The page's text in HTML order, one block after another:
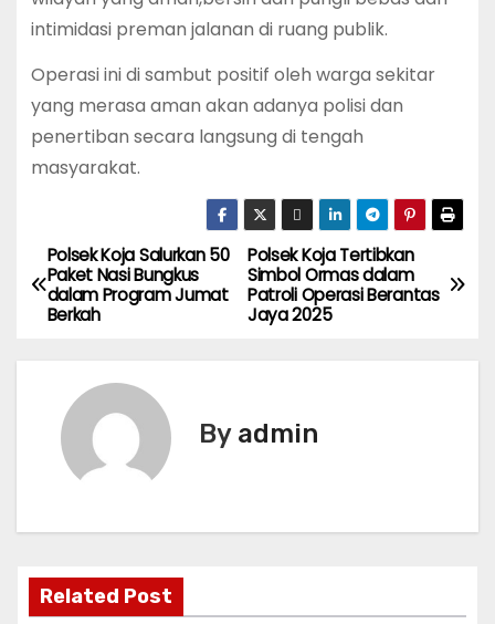
intimidasi preman jalanan di ruang publik.
Operasi ini di sambut positif oleh warga sekitar
yang merasa aman akan adanya polisi dan
penertiban secara langsung di tengah
masyarakat.
P
o
v
Polsek Koja Tertibkan
Simbol Ormas dalam
Patroli Operasi Berantas
Jaya 2025
Polsek Koja Salurkan 50
Paket Nasi Bungkus
dalam Program Jumat
Berkah
By admin
Related Post